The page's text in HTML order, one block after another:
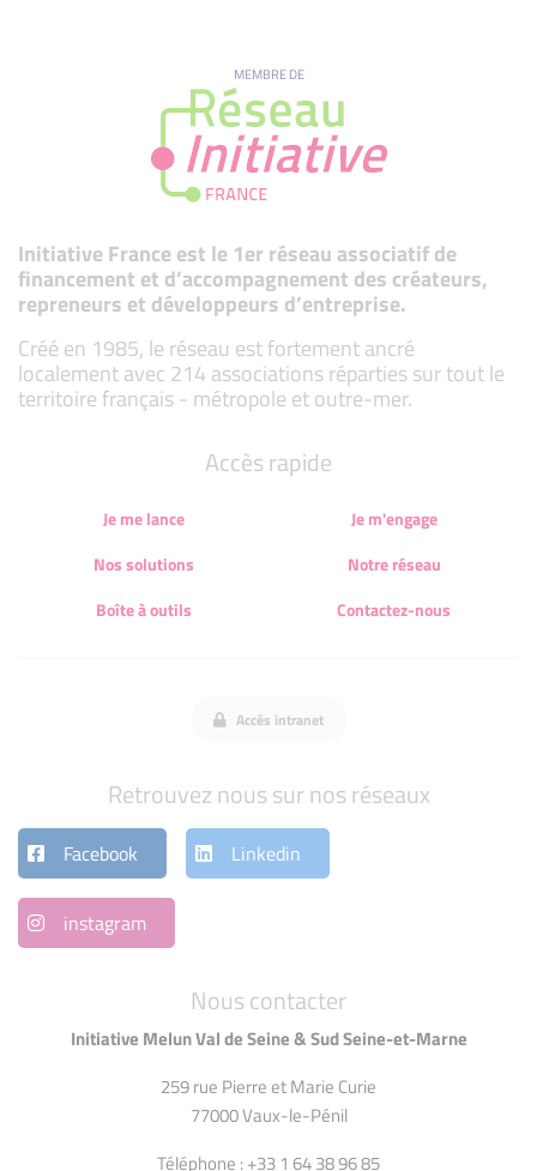
MEMBRE DE
Initiative France est le 1er réseau associatif de
financement et d’accompagnement des créateurs,
repreneurs et développeurs d’entreprise.
Créé en 1985, le réseau est fortement ancré
localement avec 214 associations réparties sur tout le
territoire français - métropole et outre-mer.
Nous contacter
Initiative Melun Val de Seine & Sud Seine-et-Marne
259 rue Pierre et Marie Curie
77000 Vaux-le-Pénil
Téléphone : +33 1 64 38 96 85
Accès rapide
Je me lance
Je m'engage
Nos solutions
Notre réseau
Boîte à outils
Contactez-nous
Accès intranet
Retrouvez nous sur nos réseaux
Facebook Linkedin
instagram